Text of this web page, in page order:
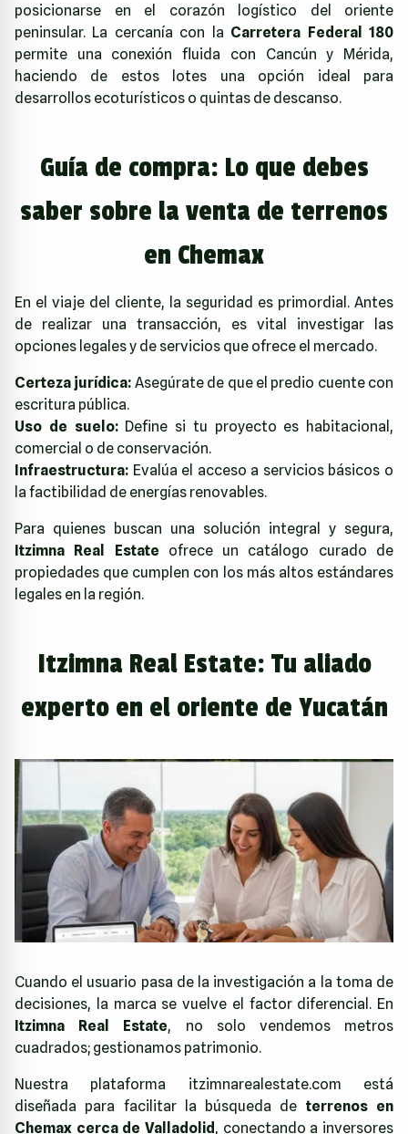
posicionarse en el corazón logístico del oriente
peninsular. La cercanía con la Carretera Federal 180
permite una conexión fluida con Cancún y Mérida,
haciendo de estos lotes una opción ideal para
desarrollos ecoturísticos o quintas de descanso.
Guía de compra: Lo que debes
saber sobre la venta de terrenos
en Chemax
En el viaje del cliente, la seguridad es primordial. Antes
de realizar una transacción, es vital investigar las
opciones legales y de servicios que ofrece el mercado.
Certeza jurídica: Asegúrate de que el predio cuente con
escritura pública.
Uso de suelo:Define si tu proyecto es habitacional,
comercial o de conservación.
Infraestructura: Evalúa el acceso a servicios básicos o
la factibilidad de energías renovables.
Para quienes buscan una solución integral y segura,
Itzimna Real Estate ofrece un catálogo curado de
propiedades que cumplen con los más altos estándares
legales en la región.
Itzimna Real Estate: Tu aliado
experto en el oriente de Yucatán
Cuando el usuario pasa de la investigación a la toma de
decisiones, la marca se vuelve el factor diferencial. En
Itzimna Real Estate, no solo vendemos metros
cuadrados; gestionamos patrimonio.
Nuestra plataforma itzimnarealestate.com está
diseñada para facilitar la búsqueda de terrenos en
Chemax cerca de Valladolid , conectando a inversores